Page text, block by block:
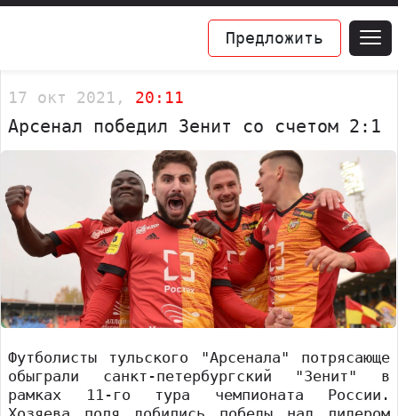
Предложить
17 окт 2021, 20:11
Арсенал победил Зенит со счетом 2:1
Футболисты тульского "Арсенала" потрясающе
обыграли санкт-петербургский "Зенит" в
рамках 11-го тура чемпионата России.